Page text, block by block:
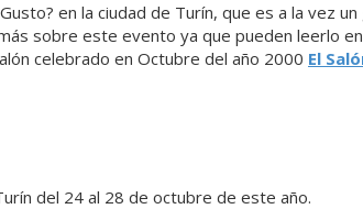
en la ciudad de Turín, que es a la vez
sobre este evento ya que pueden leerlo
celebrado en Octubre del año 2000 El
del 24 al 28 de octubre de este año.